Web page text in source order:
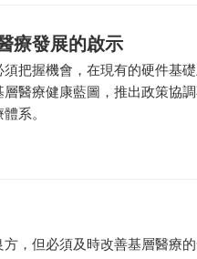
療發展的啟示
把握機會，在現有的硬件基
醫療健康藍圖，推出政策協
系。
，但必須及時改善基層醫療的